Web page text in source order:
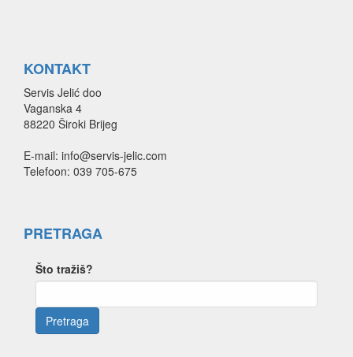
KONTAKT
Servis Jelić doo
Vaganska 4
88220 Široki Brijeg
E-mail: info@servis-jelic.com
Telefoon: 039 705-675
PRETRAGA
Što tražiš?